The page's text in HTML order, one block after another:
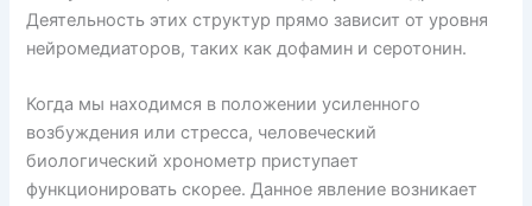
Деятельность этих структур прямо зависит от уровня
нейромедиаторов, таких как дофамин и серотонин.
Когда мы находимся в положении усиленного
возбуждения или стресса, человеческий
биологический хронометр приступает
функционировать скорее. Данное явление возникает